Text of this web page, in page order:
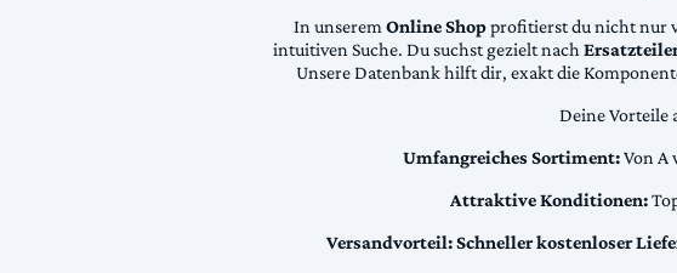
In unseremOnline Shopprofitierst du nicht nur
intuitiven Suche. Du suchst gezielt nach
Unsere Datenbank hilft dir, exakt die
Deine Vorteile
Umfangreiches Sortiment:Von A
Attraktive Konditionen:
Versandvorteil:Schneller kostenloser